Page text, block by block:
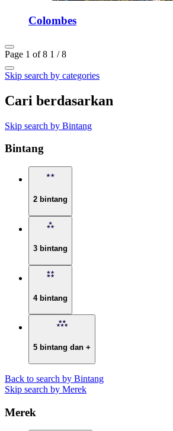
Colombes
Page 1 of 8 1 / 8
Skip search by categories
Cari berdasarkan
Skip search by Bintang
Bintang
2 bintang
3 bintang
4 bintang
5 bintang dan +
Back to search by Bintang
Skip search by Merek
Merek